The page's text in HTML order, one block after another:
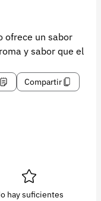
ofrece un sabor
y sabor que el
Compartir
hay suficientes